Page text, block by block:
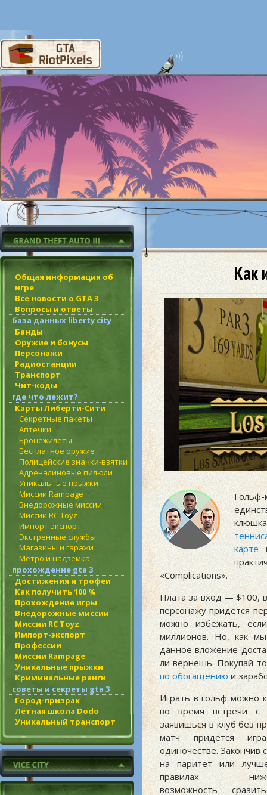
Общая информация об
игре
Все новости о GTA 3
Вопросы и ответы
база данных liberty city
Банды
Оружие и бонусы
Персонажи
Радиостанции
Транспорт
Чит-коды
где что лежит?
Карты Либерти-Сити
Секретные пакеты
Аптечки
Бронежилеты
Бесплатное оружие
Полицейские значки-взятки
Адреналиновые пилюли
Уникальные прыжки
Миссии Rampage
Внедорожные миссии
Миссии RC Toyz
Импорт-экспорт
Экстренные службы
Магазины и гаражи
Метро и надземка
прохождение gta 3
Достижения и трофеи
Как получить 100 %
Прохождение игры
Внедорожные миссии
Миссии RC Toyz
Импорт-экспорт
Профессии
Миссии Rampage
Уникальные прыжки
Криминальные ранги
советы и секреты gta 3
Город-призрак
Лётная школа Dodo
Уникальный транспорт
Как
карте
«Complications».
Плата за вход — $100,
персонажу придётся
можно избежать,
миллионов. Но, как
данное вложение
ли вернёшь. Покупай
по обогащению и
Играть в гольф можно
во время встречи с
заявишься в клуб без
матч придётся
одиночестве. Закончив
на паритет или
правилах —
возможность